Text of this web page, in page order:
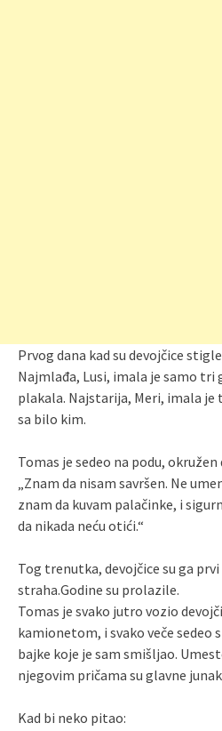
Prvog dana kad su devojčice
Najmlađa, Lusi, imala je samo tri
plakala. Najstarija, Meri, imala je
sa bilo kim.
Tomas je sedeo na podu,
„Znam da nisam savršen. Ne
znam da kuvam palačinke, i
da nikada neću otići.“
Tog trenutka, devojčice su ga
straha.Godine su prolazile.
Tomas je svako jutro vozio
kamionetom, i svako veče sedeo
bajke koje je sam smišljao.
njegovim pričama su glavne
Kad bi neko pitao: